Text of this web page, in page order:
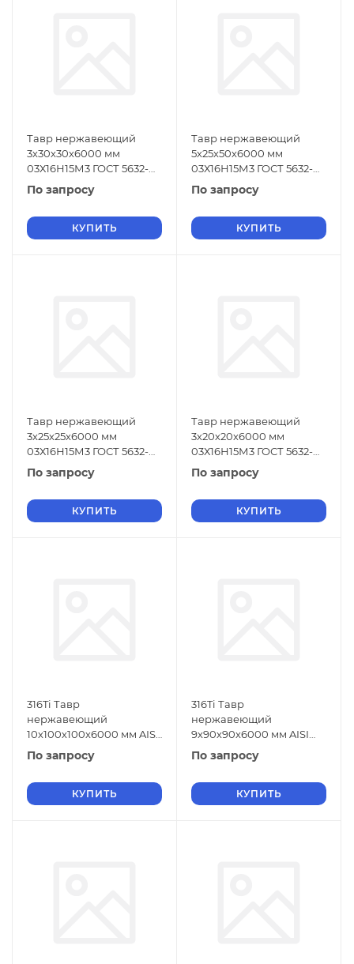
Тавр нержавеющий
3х30х30х6000 мм
03Х16Н15М3 ГОСТ 5632-
2014
По запросу
КУПИТЬ
Тавр нержавеющий
5х25х50х6000 мм
03Х16Н15М3 ГОСТ 5632-
2014
По запросу
КУПИТЬ
Тавр нержавеющий
3х25х25х6000 мм
03Х16Н15М3 ГОСТ 5632-
2014
По запросу
КУПИТЬ
Тавр нержавеющий
3х20х20х6000 мм
03Х16Н15М3 ГОСТ 5632-
2014
По запросу
КУПИТЬ
316Ti Тавр
нержавеющий
10х100х100х6000 мм AISI
316Ti ГОСТ 5632-2014
По запросу
КУПИТЬ
316Ti Тавр
нержавеющий
9х90х90х6000 мм AISI
316Ti ГОСТ 5632-2014
По запросу
КУПИТЬ